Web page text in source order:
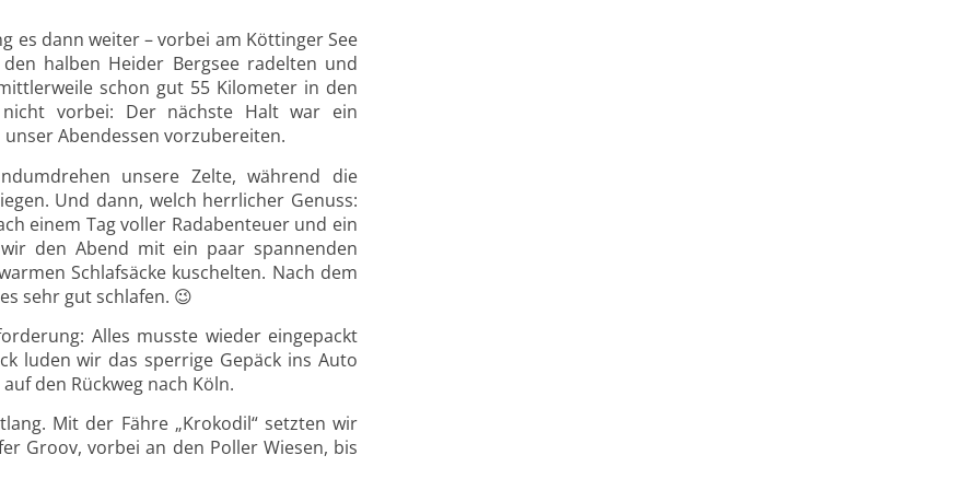
es dann weiter – vorbei am Köttinger See
halben Heider Bergsee radelten und
schon gut 55 Kilometer in den
vorbei: Der nächste Halt war ein
Abendessen vorzubereiten.
unsere Zelte, während die
Und dann, welch herrlicher Genuss:
einem Tag voller Radabenteuer und ein
den Abend mit ein paar spannenden
Schlafsäcke kuschelten. Nach dem
sehr gut schlafen. 😉
Alles musste wieder eingepackt
luden wir das sperrige Gepäck ins Auto
den Rückweg nach Köln.
Mit der Fähre „Krokodil“ setzten wir
Groov, vorbei an den Poller Wiesen, bis